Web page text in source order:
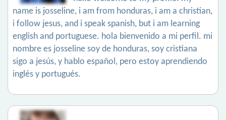
name is josseline, i am from honduras, i am a christian,
i follow jesus, and i speak spanish, but i am learning
english and portuguese. hola bienvenido a mi perfil. mi
nombre es josseline soy de honduras, soy cristiana
sigo a jesús, y hablo español, pero estoy aprendiendo
inglés y portugués.